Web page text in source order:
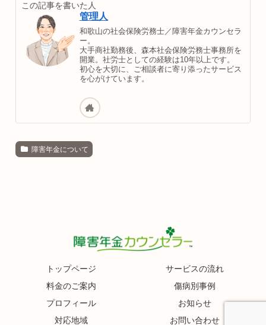
この記事を書いた人
管理人
和歌山の社会保険労務士／障害年金カウンセラ
ー。
大手商社勤務後、森本社会保険労務士事務所を
開業。社労士としての経験は10年以上です。
初心を大切に、ご相談者に寄り添ったサービス
を心がけています。
障害年金について
トップページ
サービスの流れ
料金のご案内
傷病別事例
プロフィール
お知らせ
対応地域
お問い合わせ